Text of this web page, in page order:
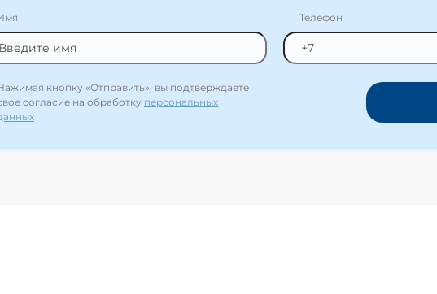
Телефон
кнопку «Отправить», вы подтверждаете
согласие на обработку персональных